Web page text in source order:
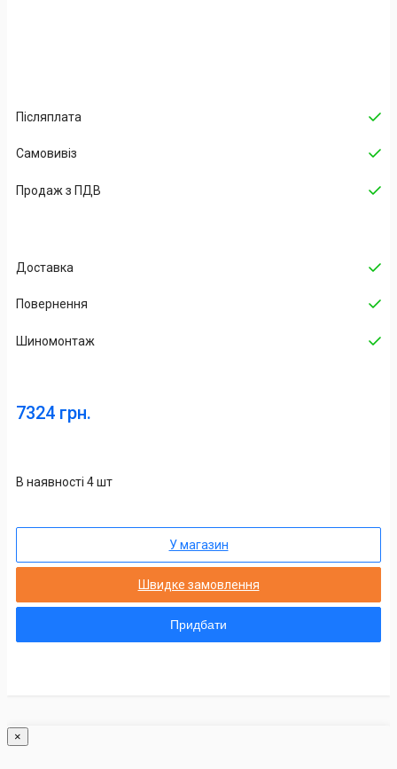
Післяплата
Самовивіз
Продаж з ПДВ
Доставка
Повернення
Шиномонтаж
7324 грн.
В наявності 4 шт
У магазин
Швидке замовлення
Придбати
×